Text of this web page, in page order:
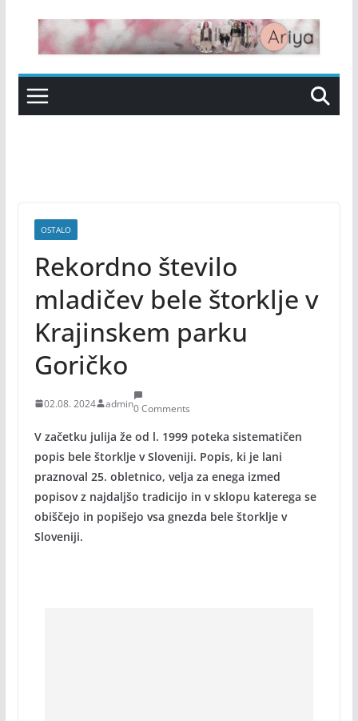
content
OSTALO
Rekordno število
mladičev bele štorklje v
Krajinskem parku
Goričko
02.08. 2024 admin0 Comments
V začetku julija že od l. 1999 poteka sistematičen
popis bele štorklje v Sloveniji. Popis, ki je lani
praznoval 25. obletnico, velja za enega izmed
popisov z najdaljšo tradicijo in v sklopu katerega se
obiščejo in popišejo vsa gnezda bele štorklje v
Sloveniji.